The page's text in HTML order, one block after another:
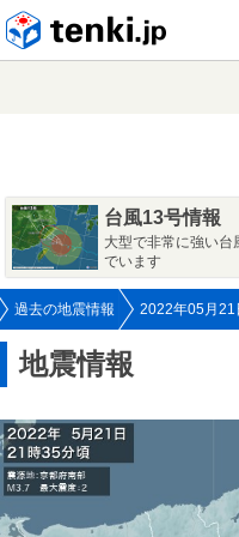
台風13号情報
大型で非常に強い
でいます
過去の地震情報 2022年05月21
地震情報